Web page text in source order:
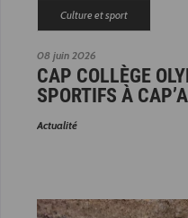
08 juin 2026
Culture et sport
CAP COLLÈGE
SPORTIFS À
Actualité